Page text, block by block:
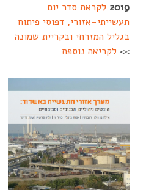
2019 לקראת סדר יום
תעשייתי-אזורי, דפוסי פיתוח
בגליל המזרחי ובקריית שמונה
>> לקריאה נוספת